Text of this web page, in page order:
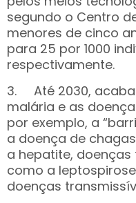
segundo o Centro
menores de cinco
para 25 por 1000
respectivamente.
3. Até 2030,
malária e as
por exemplo, a
a doença de
a hepatite,
como a
doenças